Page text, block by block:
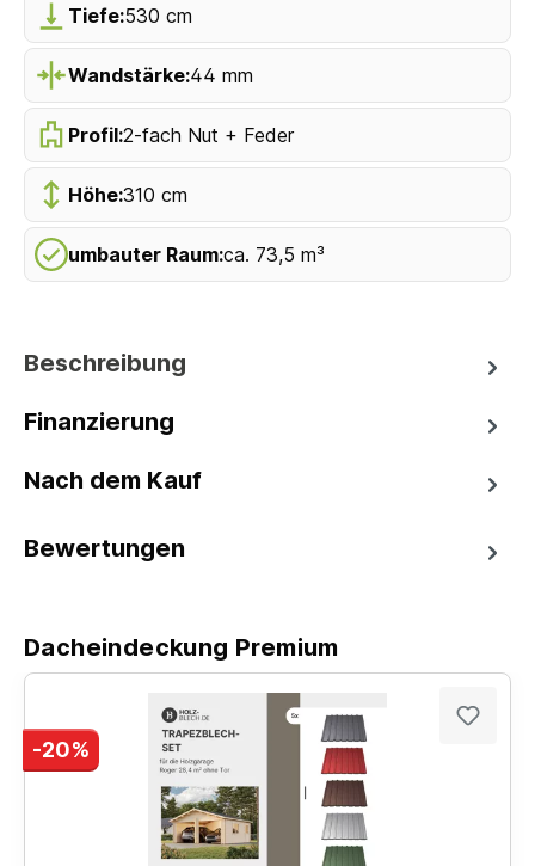
Tiefe:530 cm
Wandstärke:44 mm
Profil:2-fach Nut + Feder
Höhe:310 cm
umbauter Raum:ca. 73,5 m³
Beschreibung
Finanzierung
Nach dem Kauf
Bewertungen
Dacheindeckung Premium
-20%